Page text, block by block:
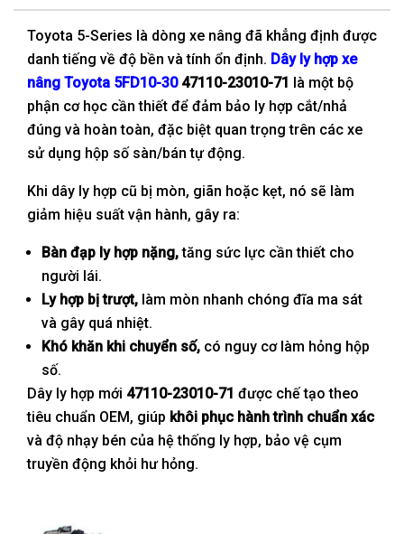
Toyota 5-Series là dòng xe nâng đã khẳng định được
danh tiếng về độ bền và tính ổn định. Dây ly hợp xe
nâng Toyota 5FD10-30 47110-23010-71 là một bộ
phận cơ học cần thiết để đảm bảo ly hợp cắt/nhả
đúng và hoàn toàn, đặc biệt quan trọng trên các xe
sử dụng hộp số sàn/bán tự động.
Khi dây ly hợp cũ bị mòn, giãn hoặc kẹt, nó sẽ làm
giảm hiệu suất vận hành, gây ra:
Bàn đạp ly hợp nặng,tăng sức lực cần thiết cho
người lái.
Ly hợp bị trượt, làm mòn nhanh chóng đĩa ma sát
và gây quá nhiệt.
Khó khăn khi chuyển số, có nguy cơ làm hỏng hộp
số.
Dây ly hợp mới 47110-23010-71 được chế tạo theo
tiêu chuẩn OEM, giúp khôi phục hành trình chuẩn xác
và độ nhạy bén của hệ thống ly hợp, bảo vệ cụm
truyền động khỏi hư hỏng.